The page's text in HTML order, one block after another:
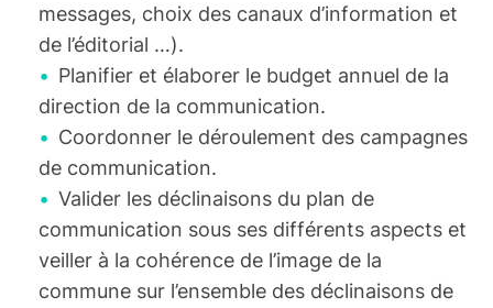
messages, choix des canaux d’information et
de l’éditorial …).
Planifier et élaborer le budget annuel de la
direction de la communication.
Coordonner le déroulement des campagnes
de communication.
Valider les déclinaisons du plan de
communication sous ses différents aspects et
veiller à la cohérence de l’image de la
commune sur l’ensemble des déclinaisons de